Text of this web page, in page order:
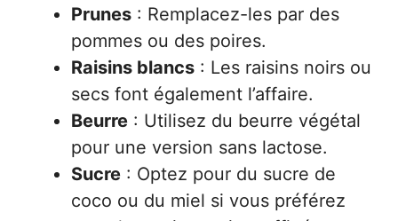
Prunes : Remplacez-les par des
pommes ou des poires.
Raisins blancs : Les raisins noirs ou
secs font également l’affaire.
Beurre : Utilisez du beurre végétal
pour une version sans lactose.
Sucre : Optez pour du sucre de
coco ou du miel si vous préférez